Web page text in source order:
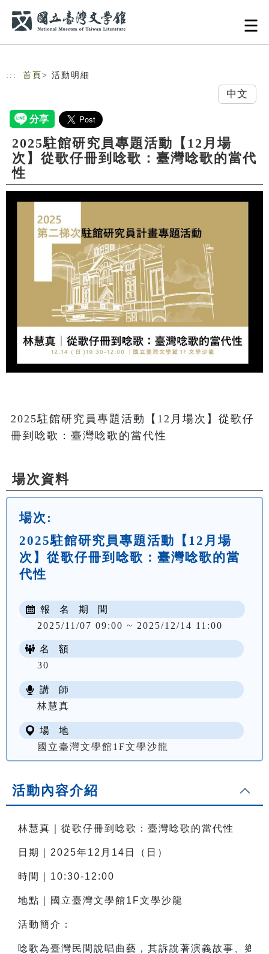
::: 首頁 > 活動明細
中文
2025駐館研究員專題活動【12月場
次】從歌仔冊到唸歌：臺灣唸歌的當代
性
2025駐館研究員專題活動【12月場次】從歌仔
冊到唸歌：臺灣唸歌的當代性
場次資料
場次:
2025駐館研究員專題活動【12月場
次】從歌仔冊到唸歌：臺灣唸歌的當
代性
報 名 期 間
2025/11/07 09:00 ~ 2025/12/14 11:00
名 額
30
講 師
林慧真
場 地
國立臺灣文學館1F文學沙龍
活動內容介紹
林慧真 從歌仔冊到唸歌：臺灣唸歌的當代性
日期｜2025年12月14日（日）
時間｜10:30-12:00
地點｜國立臺灣文學館1F文學沙龍
活動簡介：
唸歌為臺灣民間說唱曲藝，其訴說著演義故事、鄉